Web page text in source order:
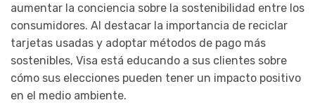
aumentar la conciencia sobre la sostenibilidad entre los
consumidores. Al destacar la importancia de reciclar
tarjetas usadas y adoptar métodos de pago más
sostenibles, Visa está educando a sus clientes sobre
cómo sus elecciones pueden tener un impacto positivo
en el medio ambiente.